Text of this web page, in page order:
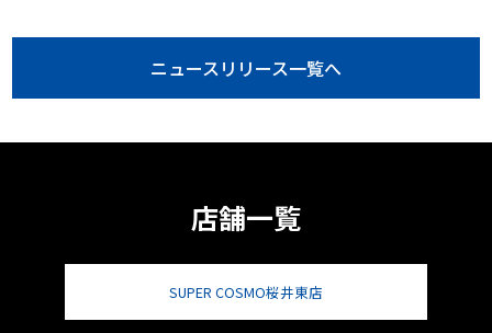
ニュースリリース一覧へ
店舗一覧
SUPER COSMO桜井東店